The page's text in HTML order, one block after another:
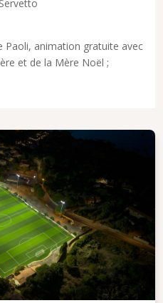
Paoli, animation gratuite avec
et de la Mère Noël ;